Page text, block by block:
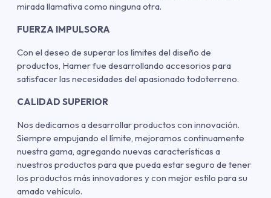
mirada llamativa como ninguna otra.
FUERZA IMPULSORA
Con el deseo de superar los límites del diseño de
productos, Hamer fue desarrollando accesorios para
satisfacer las necesidades del apasionado todoterreno.
CALIDAD SUPERIOR
Nos dedicamos a desarrollar productos con innovación.
Siempre empujando el límite, mejoramos continuamente
nuestra gama, agregando nuevas características a
nuestros productos para que pueda estar seguro de tener
los productos más innovadores y con mejor estilo para su
amado vehículo.